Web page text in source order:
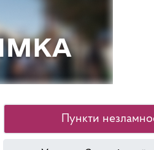
Пункти